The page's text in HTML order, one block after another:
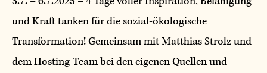
und Kraft tanken für die sozial-ökologische
Transformation! Gemeinsam mit Matthias Strolz und
dem Hosting-Team bei den eigenen Quellen und